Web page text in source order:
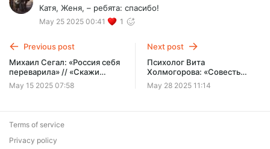
Катя, Женя, – ребята: спасибо!
May 25 2025 00:41 1
Previous post
Михаил Сегал: «Россия себя
переварила» // «Скажи
Гордеевой»
May 15 2025 07:58
Next post
Психолог Вита
Холмогорова: «Cовесть
говорит только, когда её
спрашивают» // «Cкажи
May 28 2025 11:14
Terms of service
Privacy policy